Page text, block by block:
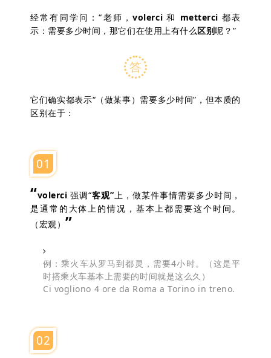
经常有同学问：“老师，volerci和 metterci都表
示：需要多少时间，那它们在使用上有什么区别呢？”
答
它们确实都表示“（做某事）需要多少时间”，但本质的
区别在于：
01
“volerci强调“客观”上，做某件事情需要多少时间，
是通常的大体上的情况，基本上都需要这个时间。
（宏观）”
例：乘火车从罗马到都灵，需要4小时。（这是平
时搭乘火车基本上需要的时间就是这么久）
Ci vogliono 4 ore da Roma a Torino in treno.
02